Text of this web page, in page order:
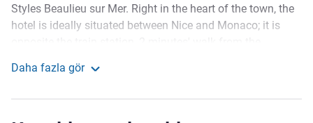
Açıklama
Styles Beaulieu sur Mer. Right in the heart of the town, the
hotel is ideally situated between Nice and Monaco; it is
spirit of the Côte d'Azur through our hotel's stylish, colorful
Daha fazla gör